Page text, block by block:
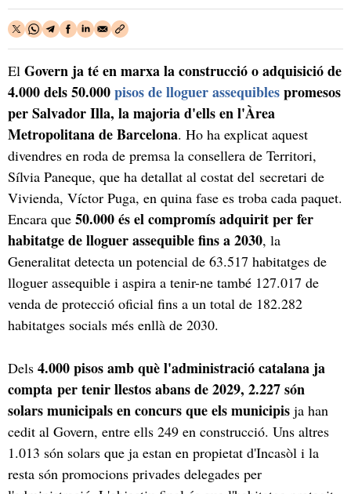
El Govern ja té en marxa la construcció o adquisició de
4.000 dels 50.000pisos de lloguer assequiblespromesos
per Salvador Illa, la majoria d'ells en l'Àrea
Metropolitana de Barcelona. Ho ha explicat aquest
divendres en roda de premsa la consellera de Territori,
Sílvia Paneque, que ha detallat al costat del secretari de
Vivienda, Víctor Puga, en quina fase es troba cada paquet.
Encara que 50.000 és el compromís adquirit per fer
habitatge de lloguer assequible fins a 2030, la
Generalitat detecta un potencial de 63.517 habitatges de
lloguer assequible i aspira a tenir-ne també 127.017 de
venda de protecció oficial fins a un total de 182.282
habitatges socials més enllà de 2030.
Dels 4.000 pisos amb què l'administració catalana ja
compta per tenir llestos abans de 2029, 2.227 són
solars municipals en concurs que els municipis ja han
cedit al Govern, entre ells 249 en construcció. Uns altres
1.013 són solars que ja estan en propietat d'Incasòl i la
resta són promocions privades delegades per